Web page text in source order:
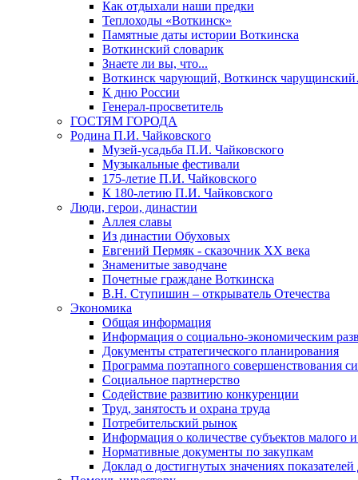
Как отдыхали наши предки
Теплоходы «Воткинск»
Памятные даты истории Воткинска
Воткинский словарик
Знаете ли вы, что...
Воткинск чарующий, Воткинск
К дню России
Генерал-просветитель
ГОСТЯМ ГОРОДА
Родина П.И. Чайковского
Музей-усадьба П.И. Чайковского
Музыкальные фестивали
175-летие П.И. Чайковского
К 180-летию П.И. Чайковского
Люди, герои, династии
Аллея славы
Из династии Обуховых
Евгений Пермяк - сказочник XX века
Знаменитые заводчане
Почетные граждане Воткинска
В.Н. Ступишин – открыватель Отечества
Экономика
Общая информация
Информация о социально-экономическим
Документы стратегического планирования
Программа поэтапного совершенствования
Социальное партнерство
Содействие развитию конкуренции
Труд, занятость и охрана труда
Потребительский рынок
Информация о количестве субъектов малого
Нормативные документы по закупкам
Доклад о достигнутых значениях